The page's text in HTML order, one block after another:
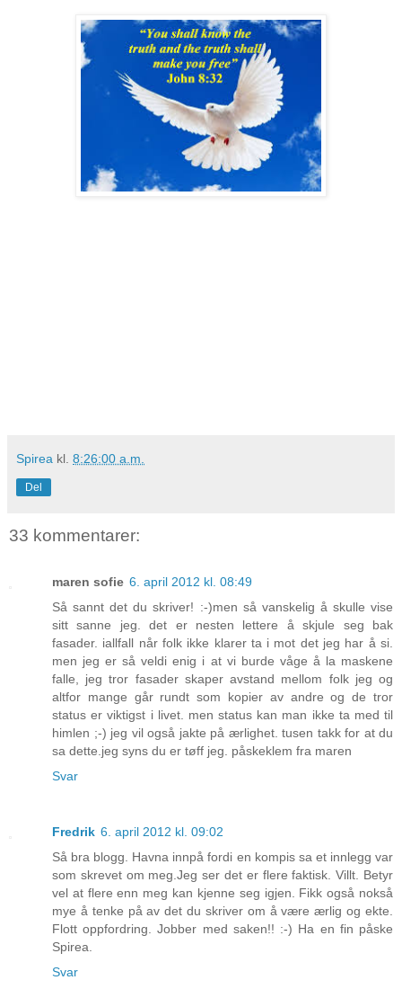
Spirea kl. 8:26:00 a.m.
Del
33 kommentarer:
maren sofie 6. april 2012 kl. 08:49
Så sannt det du skriver! :-)men så vanskelig å skulle vise
sitt sanne jeg. det er nesten lettere å skjule seg bak
fasader. iallfall når folk ikke klarer ta i mot det jeg har å si.
men jeg er så veldi enig i at vi burde våge å la maskene
falle, jeg tror fasader skaper avstand mellom folk jeg og
altfor mange går rundt som kopier av andre og de tror
status er viktigst i livet. men status kan man ikke ta med til
himlen ;-) jeg vil også jakte på ærlighet. tusen takk for at du
sa dette.jeg syns du er tøff jeg. påskeklem fra maren
Svar
Fredrik 6. april 2012 kl. 09:02
Så bra blogg. Havna innpå fordi en kompis sa et innlegg var
som skrevet om meg.Jeg ser det er flere faktisk. Villt. Betyr
vel at flere enn meg kan kjenne seg igjen. Fikk også nokså
mye å tenke på av det du skriver om å være ærlig og ekte.
Flott oppfordring. Jobber med saken!! :-) Ha en fin påske
Spirea.
Svar